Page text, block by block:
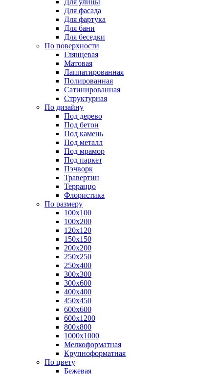
Для улицы
Для фасада
Для фартука
Для бани
Для беседки
По поверхности
Глянцевая
Матовая
Лаппатированная
Полированная
Сатинированная
Структурная
По дизайну
Под дерево
Под бетон
Под камень
Под металл
Под мрамор
Под паркет
Пэчворк
Травертин
Терраццо
Флористика
По размеру
100х100
100х200
120х120
150х150
200х200
250х250
250х400
300х300
300х600
400х400
450х450
600х600
600х1200
800х800
1000х1000
Мелкоформатная
Крупноформатная
По цвету
Бежевая